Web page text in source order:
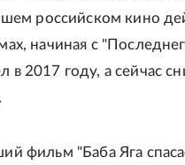
российском кино
начиная с
2017 году, а сейчас
фильм "Баба Яга